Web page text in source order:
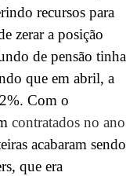
recursos para
zerar a posição
de pensão tinha
que em abril, a
Com o
contratados no ano
acabaram sendo
que era